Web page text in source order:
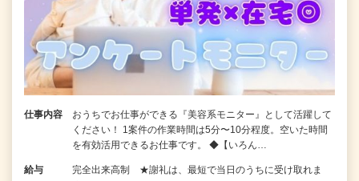
仕事内容
おうちでお仕事ができる『美容系モニター』として活躍して
ください！ 1案件の作業時間は5分〜10分程度。空いた時間
を有効活用できるお仕事です。 ◆【いろん…
給与
完全出来高制 ★謝礼は、最短で当日のうちに受け取れま